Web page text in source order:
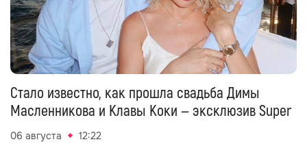
Стало известно, как прошла свадьба Димы
Масленникова и Клавы Коки — эксклюзив Super
06 августа 12:22